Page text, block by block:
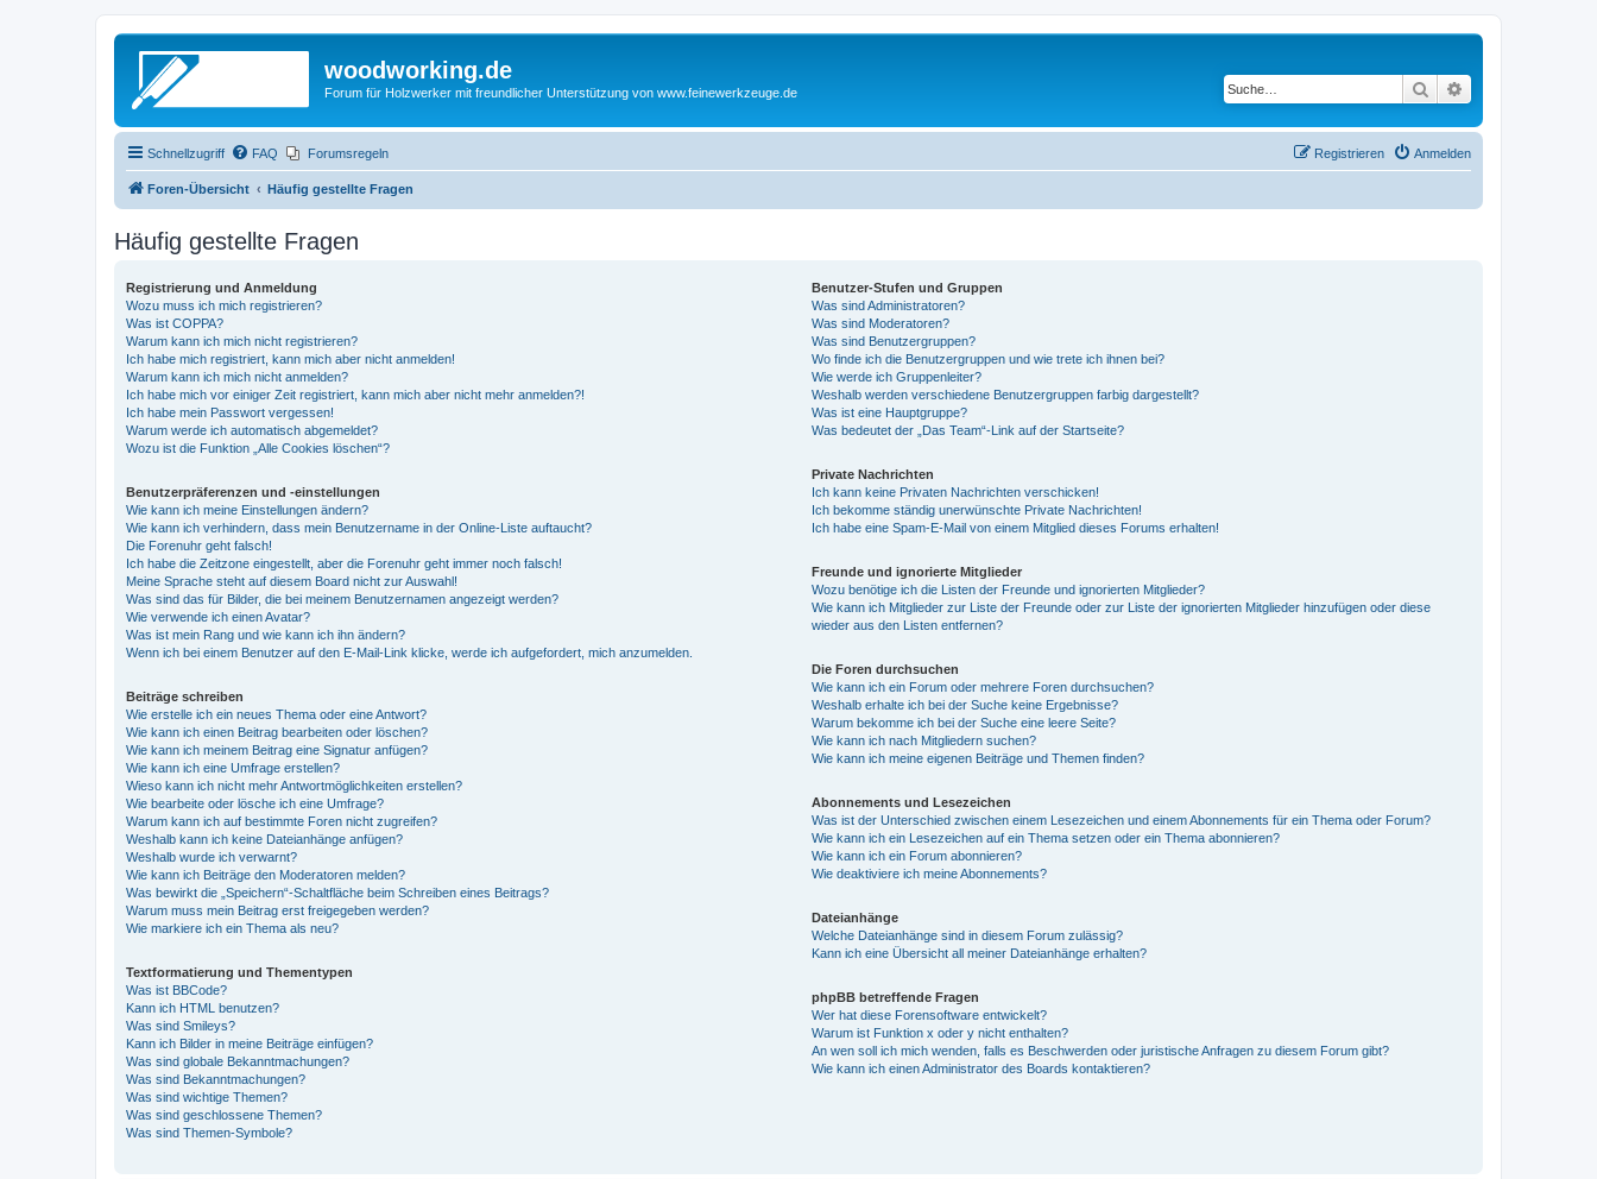
woodworking.de
Forum für Holzwerker mit freundlicher Unterstützung von www.feinewerkzeuge.de Suche
Schnellzugriff FAQ Forumsregeln Anmelden
Registrieren
Foren-Übersicht Häufig gestellte Fragen
Häufig gestellte Fragen
Registrierung und Anmeldung
Wozu muss ich mich registrieren?
Was ist COPPA?
Warum kann ich mich nicht registrieren?
Ich habe mich registriert, kann mich aber nicht anmelden!
Warum kann ich mich nicht anmelden?
Ich habe mich vor einiger Zeit registriert, kann mich aber nicht mehr anmelden?!
Ich habe mein Passwort vergessen!
Warum werde ich automatisch abgemeldet?
Wozu ist die Funktion „Alle Cookies löschen“?
Benutzerpräferenzen und -einstellungen
Wie kann ich meine Einstellungen ändern?
Wie kann ich verhindern, dass mein Benutzername in der Online-Liste auftaucht?
Die Forenuhr geht falsch!
Ich habe die Zeitzone eingestellt, aber die Forenuhr geht immer noch falsch!
Meine Sprache steht auf diesem Board nicht zur Auswahl!
Was sind das für Bilder, die bei meinem Benutzernamen angezeigt werden?
Wie verwende ich einen Avatar?
Was ist mein Rang und wie kann ich ihn ändern?
Wenn ich bei einem Benutzer auf den E-Mail-Link klicke, werde ich aufgefordert, mich anzumelden.
Beiträge schreiben
Wie erstelle ich ein neues Thema oder eine Antwort?
Wie kann ich einen Beitrag bearbeiten oder löschen?
Wie kann ich meinem Beitrag eine Signatur anfügen?
Wie kann ich eine Umfrage erstellen?
Wieso kann ich nicht mehr Antwortmöglichkeiten erstellen?
Wie bearbeite oder lösche ich eine Umfrage?
Warum kann ich auf bestimmte Foren nicht zugreifen?
Weshalb kann ich keine Dateianhänge anfügen?
Weshalb wurde ich verwarnt?
Wie kann ich Beiträge den Moderatoren melden?
Was bewirkt die „Speichern“-Schaltfläche beim Schreiben eines Beitrags?
Warum muss mein Beitrag erst freigegeben werden?
Wie markiere ich ein Thema als neu?
Textformatierung und Thementypen
Was ist BBCode?
Kann ich HTML benutzen?
Was sind Smileys?
Kann ich Bilder in meine Beiträge einfügen?
Was sind globale Bekanntmachungen?
Was sind Bekanntmachungen?
Was sind wichtige Themen?
Was sind geschlossene Themen?
Was sind Themen-Symbole?
Benutzer-Stufen und Gruppen
Was sind Administratoren?
Was sind Moderatoren?
Was sind Benutzergruppen?
Wo finde ich die Benutzergruppen und wie trete ich ihnen bei?
Wie werde ich Gruppenleiter?
Weshalb werden verschiedene Benutzergruppen farbig dargestellt?
Was ist eine Hauptgruppe?
Was bedeutet der „Das Team“-Link auf der Startseite?
Private Nachrichten
Ich kann keine Privaten Nachrichten verschicken!
Ich bekomme ständig unerwünschte Private Nachrichten!
Ich habe eine Spam-E-Mail von einem Mitglied dieses Forums erhalten!
Freunde und ignorierte Mitglieder
Wozu benötige ich die Listen der Freunde und ignorierten Mitglieder?
Wie kann ich Mitglieder zur Liste der Freunde oder zur Liste der ignorierten Mitglieder hinzufügen oder diese
wieder aus den Listen entfernen?
Die Foren durchsuchen
Wie kann ich ein Forum oder mehrere Foren durchsuchen?
Weshalb erhalte ich bei der Suche keine Ergebnisse?
Warum bekomme ich bei der Suche eine leere Seite?
Wie kann ich nach Mitgliedern suchen?
Wie kann ich meine eigenen Beiträge und Themen finden?
Abonnements und Lesezeichen
Was ist der Unterschied zwischen einem Lesezeichen und einem Abonnements für ein Thema oder Forum?
Wie kann ich ein Lesezeichen auf ein Thema setzen oder ein Thema abonnieren?
Wie kann ich ein Forum abonnieren?
Wie deaktiviere ich meine Abonnements?
Dateianhänge
Welche Dateianhänge sind in diesem Forum zulässig?
Kann ich eine Übersicht all meiner Dateianhänge erhalten?
phpBB betreffende Fragen
Wer hat diese Forensoftware entwickelt?
Warum ist Funktion x oder y nicht enthalten?
An wen soll ich mich wenden, falls es Beschwerden oder juristische Anfragen zu diesem Forum gibt?
Wie kann ich einen Administrator des Boards kontaktieren?